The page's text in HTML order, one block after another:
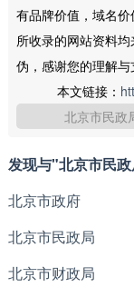
有品牌价值，域名
所收录的网站资料
伪，感谢您的理解与
本文链接：
北京市民政
发现与"北京市民
北京市政府
北京市民政局
北京市财政局